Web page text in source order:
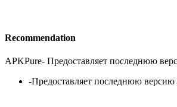
Recommendation
APKPure- Предоставляет последнюю
-Предоставляет последнюю версию